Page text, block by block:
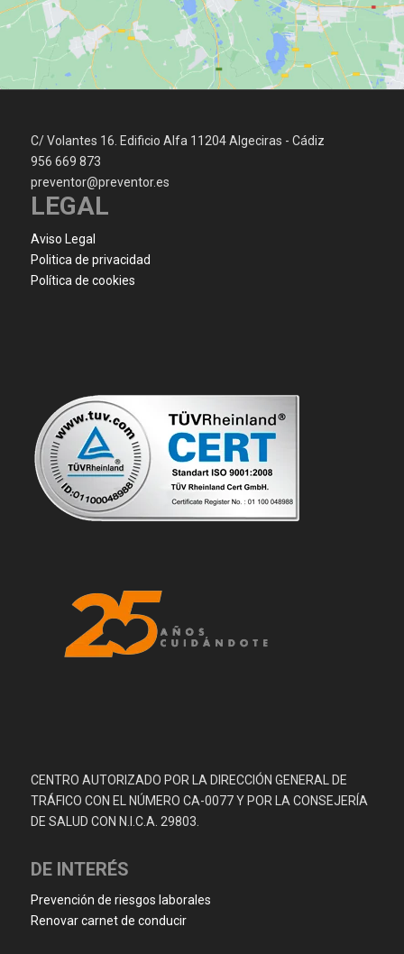
C/ Volantes 16. Edificio Alfa 11204 Algeciras - Cádiz
956 669 873
preventor@preventor.es
LEGAL
Aviso Legal
Politica de privacidad
Política de cookies
CENTRO AUTORIZADO POR LA DIRECCIÓN GENERAL DE
TRÁFICO CON EL NÚMERO CA-0077 Y POR LA CONSEJERÍA
DE SALUD CON N.I.C.A. 29803.
DE INTERÉS
Prevención de riesgos laborales
Renovar carnet de conducir